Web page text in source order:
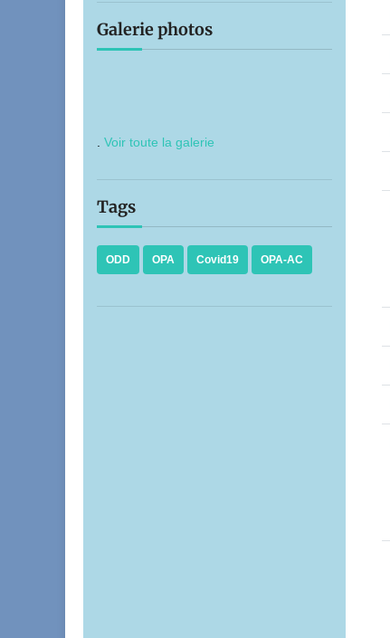
Galerie photos
Voir toute la galerie
Tags
ODD OPA Covid19 OPA-AC